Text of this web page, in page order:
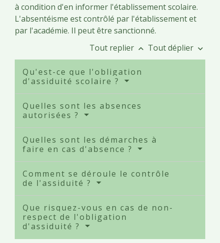
à condition d'en informer l'établissement scolaire.
L'absentéisme est contrôlé par l'établissement et
par l'académie. Il peut être sanctionné.
Tout replier keyboard_arrow_up Tout déplier keyboard_arrow_down
Qu'est-ce que l'obligation
d'assiduité scolaire ?
Quelles sont les absences
autorisées ?
Quelles sont les démarches à
faire en cas d'absence ?
Comment se déroule le contrôle
de l'assiduité ?
Que risquez-vous en cas de non-
respect de l'obligation
d'assiduité ?